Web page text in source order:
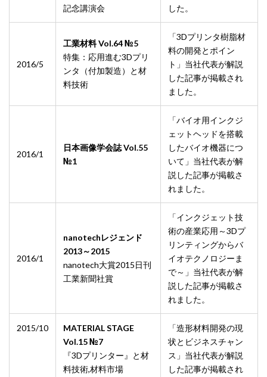
記念講演会
した。
2016/5
工業材料 Vol.64 №5
特集：応用進む3Dプリ
ンタ（付加製造）と材
料技術
「3Dプリンタ樹脂材
料の開発とポイン
ト」当社代表が解説
した記事が掲載され
ました。
2016/1
日本画像学会誌 Vol.55
№1
「バイオ用インクジ
ェットヘッドを搭載
したバイオ機器につ
いて」当社代表が解
説した記事が掲載さ
れました。
2016/1
nanotechレジェンド
2013～2015
nanotech大賞2015日刊
工業新聞社賞
「インクジェット技
術の産業応用～3Dプ
リンティングからバ
イオテクノロジーま
で～」当社代表が解
説した記事が掲載さ
れました。
2015/10
MATERIAL STAGE
Vol.15 №7
『3Dプリンター』と材
料技術,材料市場
「造形材料開発の現
状とビジネスチャン
ス」当社代表が解説
した記事が掲載され